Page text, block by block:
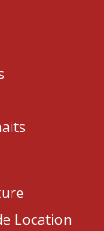
Location